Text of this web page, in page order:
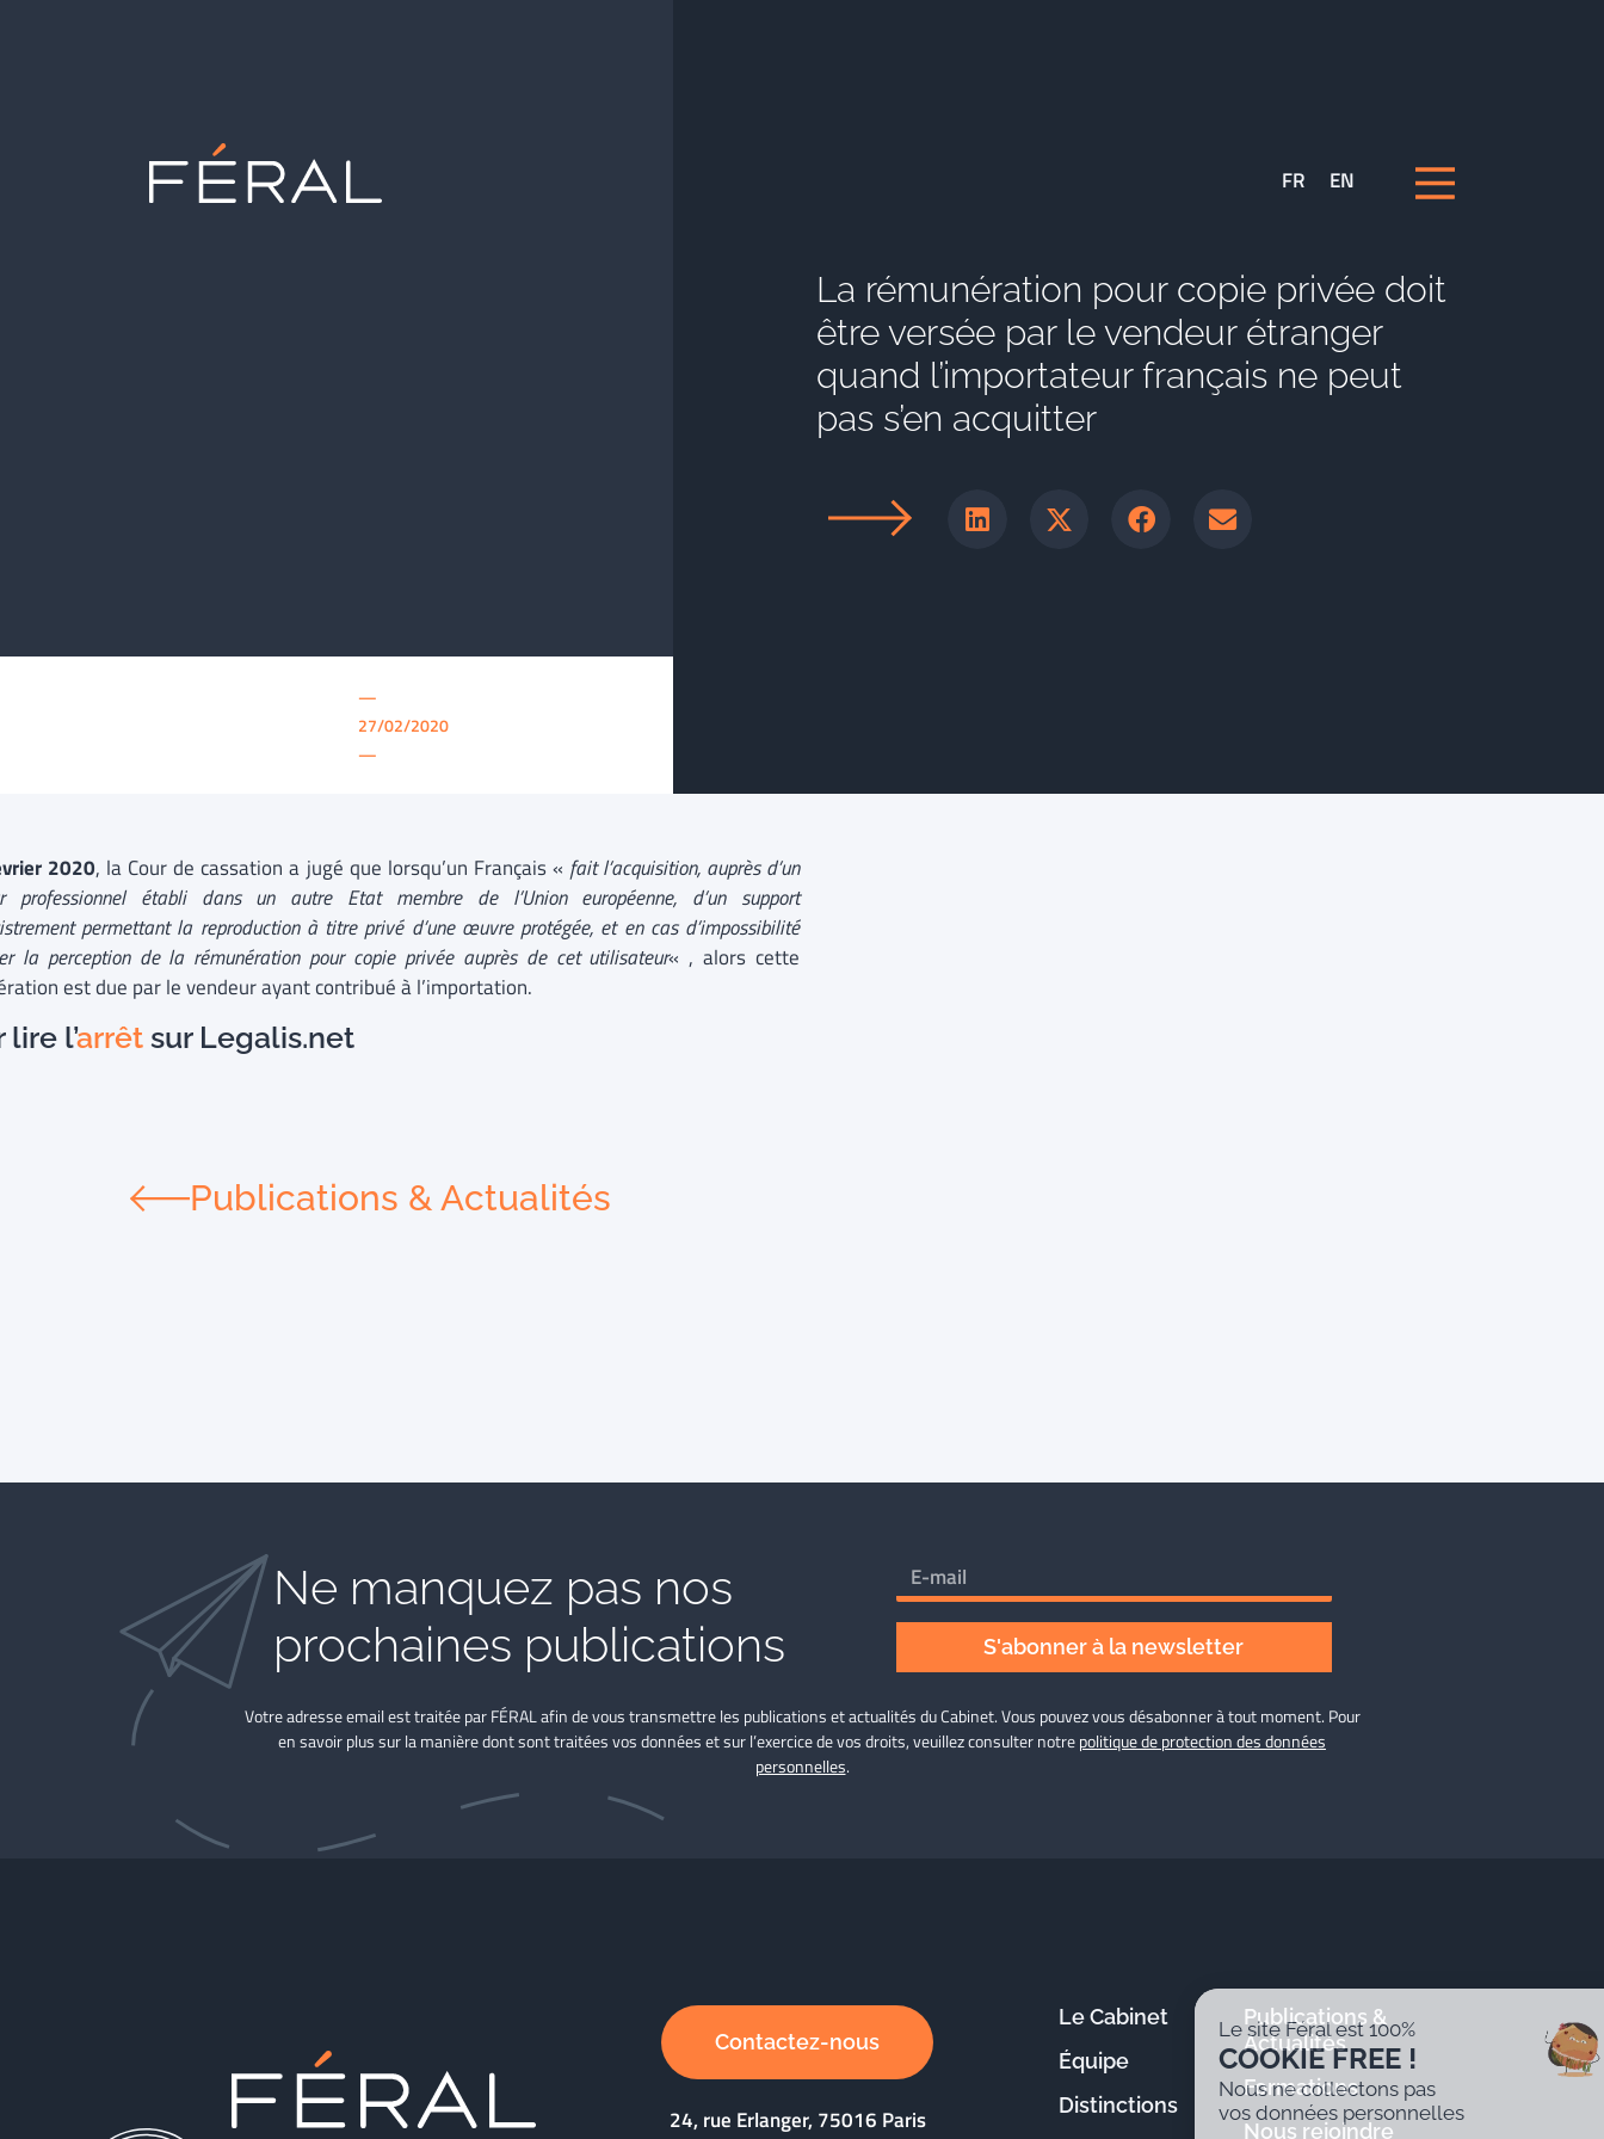
FR EN
—
27/02/2020
—
La rémunération pour copie privée doit
être versée par le vendeur étranger
quand l’importateur français ne peut
pas s’en acquitter
2020, la Cour de cassation a jugé que lorsqu’un Français « fait l’acquisition, auprès d’un
professionnel établi dans un autre Etat membre de l’Union européenne, d’un support
permettant la reproduction à titre privé d’une œuvre protégée, et en cas d’impossibilité
la perception de la rémunération pour copie privée auprès de cet utilisateur« , alors cette
est due par le vendeur ayant contribué à l’importation.
lire l’arrêt sur Legalis.net
Publications & Actualités
Ne manquez pas nos
prochaines publications
S'abonner à la newsletter
Votre adresse email est traitée par FÉRAL afin de vous transmettre les publications et actualités du Cabinet. Vous pouvez vous désabonner à tout moment. Pour
en savoir plus sur la manière dont sont traitées vos données et sur l’exercice de vos droits, veuillez consulter notrepolitique de protection des données
personnelles.
Contactez-nous
24, rue Erlanger, 75016 Paris
Le Cabinet
Équipe
Distinctions
Publications &
Actualités
Formations
Nous rejoindre
Le site Féral est 100%
COOKIE FREE !
Nous ne collectons pas
vos données personnelles